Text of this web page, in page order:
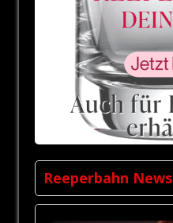
Reeperbahn News